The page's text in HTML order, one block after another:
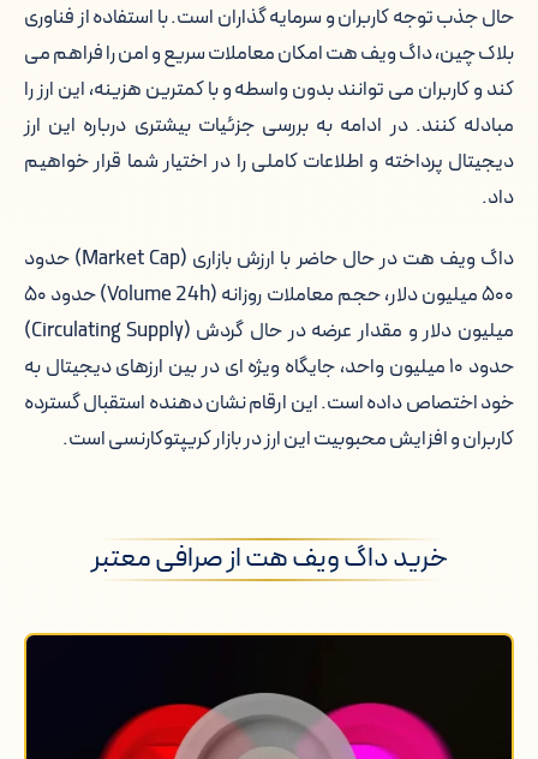
جدول اطلاعاتی کیف پول های داگ ویف
هت
قیمت لحظه ای داگ ویف هت به تومان
جدول قیمت داگ ویف هت به دلار در
احراز هویت برای خرید داگ ویف هت
ویژگی های اصلی داگ ویف هت
جدول ویژگی های اصلی داگ ویف هت
خالق داگ ویف هت چه کسی است؟
امنیت در شبکه داگ ویف هت
بهترین صرافی برای خرید داگ ویف هت
داگ ویف هت: میم کوینی با جامعه ای
فعال و مقایسه با خرید بیت کوین و تتر
حال جذب توجه کاربران و سرمایه گذاران است. با استفاده از فناوری
بلاک چین، داگ ویف هت امکان معاملات سریع و امن را فراهم می
کند و کاربران می توانند بدون واسطه و با کمترین هزینه، این ارز را
مبادله کنند. در ادامه به بررسی جزئیات بیشتری درباره این ارز
دیجیتال پرداخته و اطلاعات کاملی را در اختیار شما قرار خواهیم
داد.
داگ ویف هت در حال حاضر با ارزش بازاری (Market Cap) حدود
۵۰۰ میلیون دلار، حجم معاملات روزانه (Volume 24h) حدود ۵۰
میلیون دلار و مقدار عرضه در حال گردش (Circulating Supply)
حدود ۱۰ میلیون واحد، جایگاه ویژه ای در بین ارزهای دیجیتال به
خود اختصاص داده است. این ارقام نشان دهنده استقبال گسترده
کاربران و افزایش محبوبیت این ارز در بازار کریپتوکارنسی است.
خرید داگ ویف هت از صرافی معتبر